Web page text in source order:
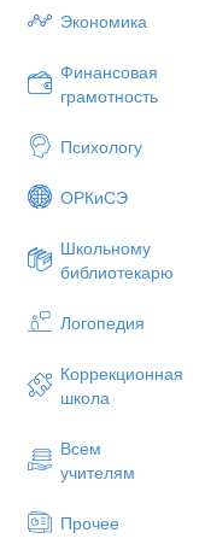
Экономика
Финансовая
грамотность
Психологу
ОРКиСЭ
Школьному
библиотекарю
Логопедия
Коррекционная
школа
Всем
учителям
Прочее